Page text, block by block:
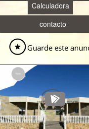
Calculadora
contacto
Guarde este